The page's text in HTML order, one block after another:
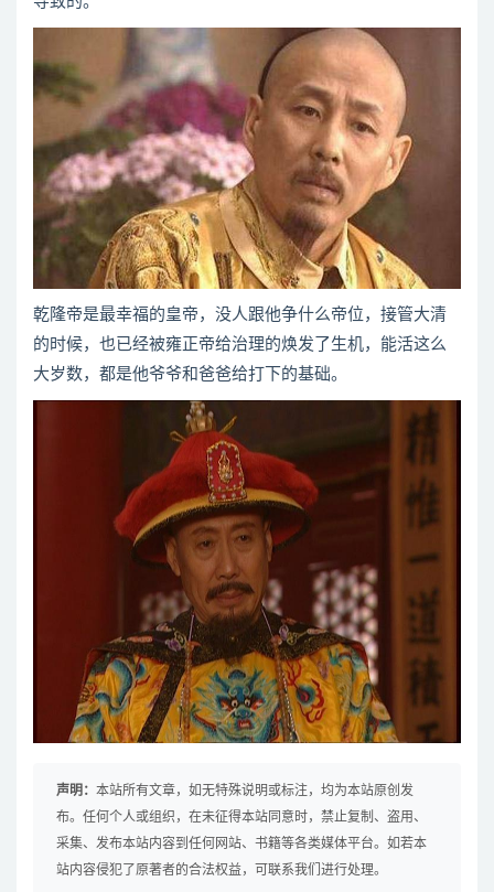
乾隆帝是最幸福的皇帝，没人跟他争什么帝位，接管大清
的时候，也已经被雍正帝给治理的焕发了生机，能活这么
大岁数，都是他爷爷和爸爸给打下的基础。
声明： 本站所有文章，如无特殊说明或标注，均为本站原创发
布。任何个人或组织，在未征得本站同意时，禁止复制、盗用、
采集、发布本站内容到任何网站、书籍等各类媒体平台。如若本
站内容侵犯了原著者的合法权益，可联系我们进行处理。